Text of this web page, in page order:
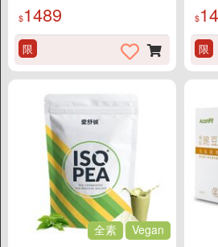
$1489
限
$
限
全素 Vegan